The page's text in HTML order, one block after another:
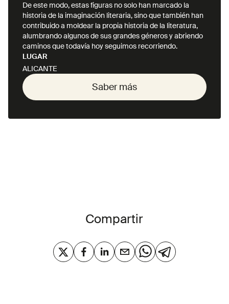
De este modo, estas figuras no solo han marcado la
historia de la imaginación literaria, sino que también han
contribuido a moldear la propia historia de la literatura,
alumbrando algunos de sus grandes géneros y abriendo
caminos que todavía hoy seguimos recorriendo.
LUGAR
ALICANTE
Saber más
Compartir